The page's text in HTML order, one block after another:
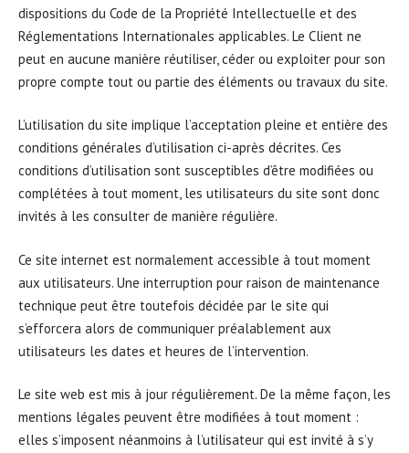
dispositions du Code de la Propriété Intellectuelle et des
Réglementations Internationales applicables. Le Client ne
peut en aucune manière réutiliser, céder ou exploiter pour son
propre compte tout ou partie des éléments ou travaux du site.
L’utilisation du site implique l’acceptation pleine et entière des
conditions générales d’utilisation ci-après décrites. Ces
conditions d’utilisation sont susceptibles d’être modifiées ou
complétées à tout moment, les utilisateurs du site sont donc
invités à les consulter de manière régulière.
Ce site internet est normalement accessible à tout moment
aux utilisateurs. Une interruption pour raison de maintenance
technique peut être toutefois décidée par le site qui
s’efforcera alors de communiquer préalablement aux
utilisateurs les dates et heures de l’intervention.
Le site web est mis à jour régulièrement. De la même façon, les
mentions légales peuvent être modifiées à tout moment :
elles s’imposent néanmoins à l’utilisateur qui est invité à s’y